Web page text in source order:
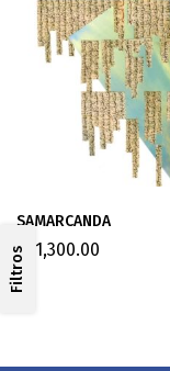
Filtros
SAMARCANDA
$ 41,300.00